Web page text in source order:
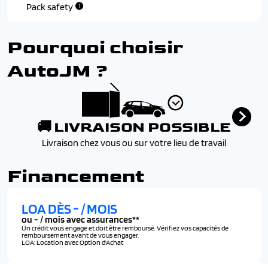
Pack safety
Pourquoi choisir
AutoJM ?
🚚 LIVRAISON POSSIBLE
Livraison chez vous ou sur votre lieu de travail
Financement
LOA DÈS-/ MOIS
ou - / mois avec assurances**
Un crédit vous engage et doit être remboursé. Vérifiez vos capacités de
remboursement avant de vous engager.
LOA: Location avec Option d'Achat